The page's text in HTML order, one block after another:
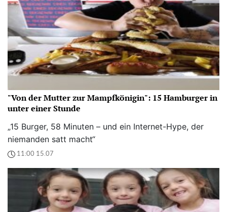
"Von der Mutter zur Mampfkönigin": 15 Hamburger in
unter einer Stunde
„15 Burger, 58 Minuten – und ein Internet-Hype, der
niemanden satt macht“
11:00 15.07